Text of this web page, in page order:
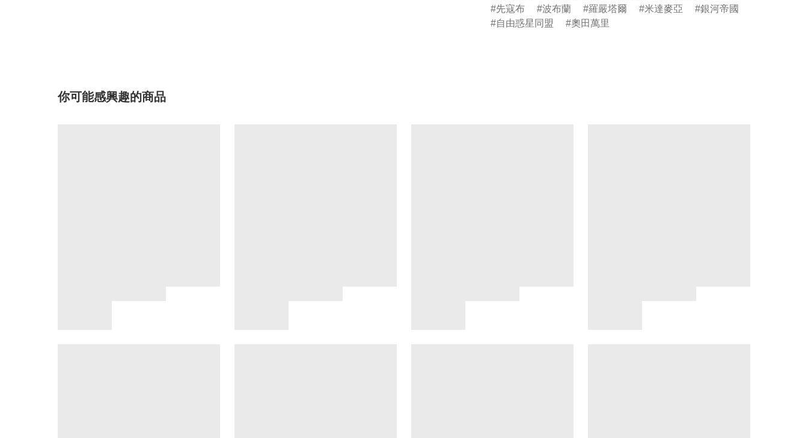
先寇布
波布蘭 羅嚴塔爾 米達麥亞
銀河帝國
自由惑星同盟
奧田萬里
你可能感興趣的商品